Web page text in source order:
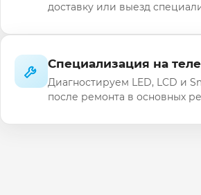
доставку или выезд
Специализация на
Диагностируем LED, LCD и
после ремонта в основных